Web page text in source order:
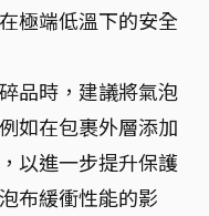
極端低溫下的安全
品時，建議將氣泡
如在包裹外層添加
以進一步提升保護
布緩衝性能的影